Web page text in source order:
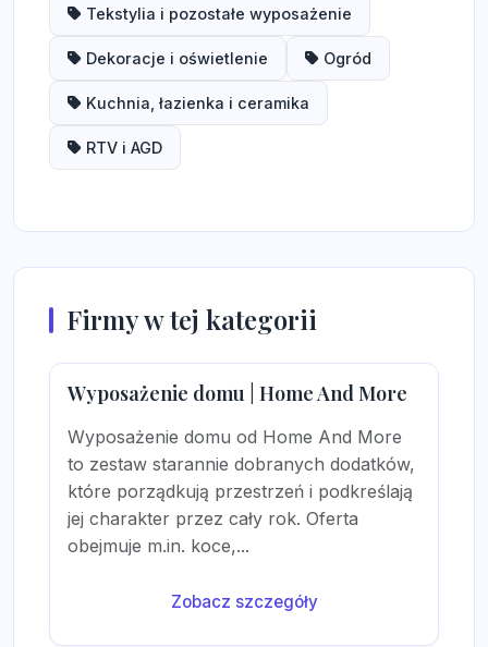
Tekstylia i pozostałe wyposażenie
Dekoracje i oświetlenie Ogród
Kuchnia, łazienka i ceramika
RTV i AGD
Firmy w tej kategorii
Wyposażenie domu | Home And More
Wyposażenie domu od Home And More
to zestaw starannie dobranych dodatków,
które porządkują przestrzeń i podkreślają
jej charakter przez cały rok. Oferta
obejmuje m.in. koce,...
Zobacz szczegóły